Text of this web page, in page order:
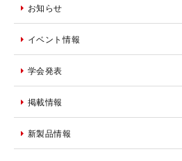
お知らせ
イベント情報
学会発表
掲載情報
新製品情報